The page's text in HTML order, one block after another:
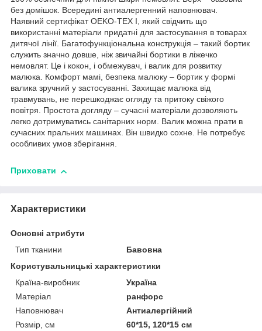
без домішок. Всередині антиалергенний наповнювач.
Наявний сертифікат OEKO-TEX І, який свідчить що
використанні матеріали придатні для застосування в товарах
дитячої лінії. Багатофункціональна конструкція – такий бортик
служить значно довше, ніж звичайні бортики в ліжечко
немовлят. Це і кокон, і обмежувач, і валик для розвитку
малюка. Комфорт мамі, безпека малюку – бортик у формі
валика зручний у застосуванні. Захищає малюка від
травмувань, не перешкоджає огляду та притоку свіжого
повітря. Простота догляду – сучасні матеріали дозволяють
легко дотримуватись санітарних норм. Валик можна прати в
сучасних пральних машинах. Він швидко сохне. Не потребує
особливих умов зберігання.
Приховати
Характеристики
Основні атрибути
Тип тканини
Бавовна
Користувальницькі характеристики
Країна-виробник
Україна
Матеріал
ранфорс
Наповнювач
Антиалергійний
Розмір, см
60*15, 120*15 см